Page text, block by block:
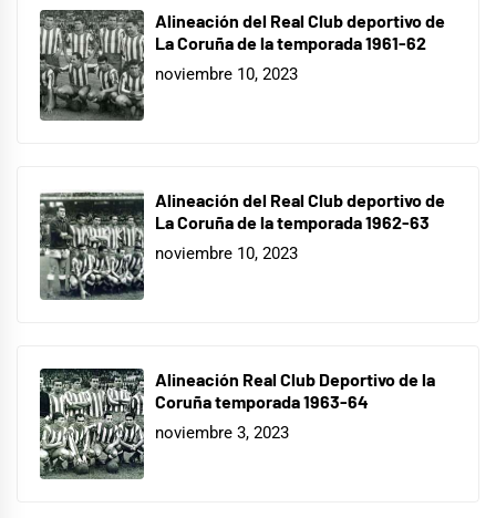
Alineación del Real Club deportivo de
La Coruña de la temporada 1961-62
noviembre 10, 2023
Alineación del Real Club deportivo de
La Coruña de la temporada 1962-63
noviembre 10, 2023
Alineación Real Club Deportivo de la
Coruña temporada 1963-64
noviembre 3, 2023